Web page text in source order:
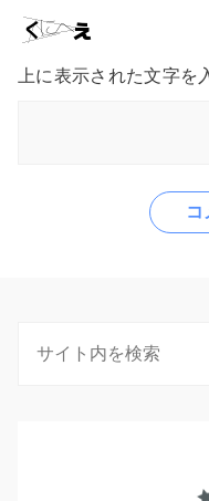
上に表示された文字を